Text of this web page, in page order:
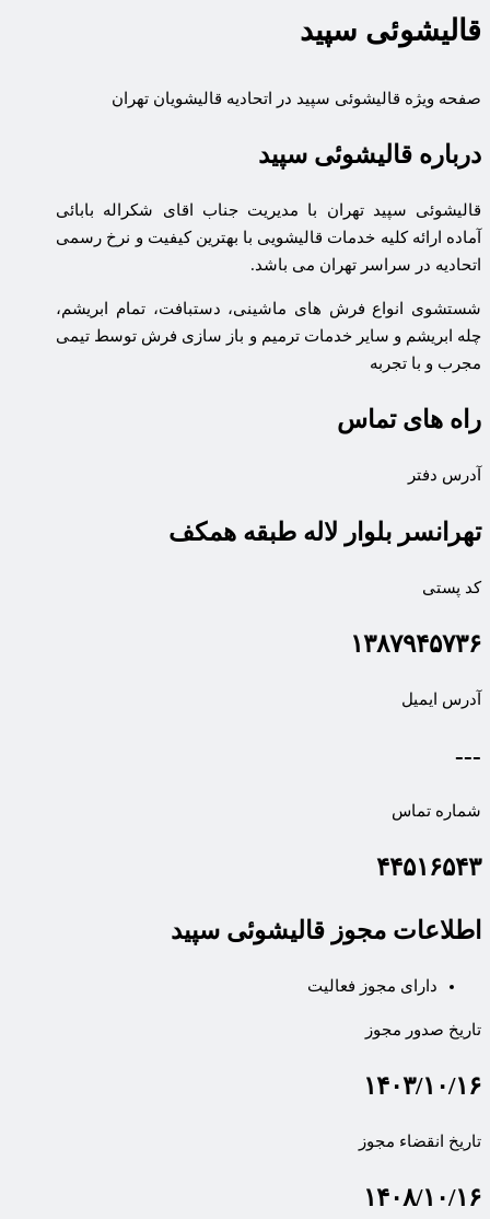
قالیشوئی سپید
صفحه ویژه قالیشوئی سپید در اتحادیه قالیشویان تهران
درباره قالیشوئی سپید
قالیشوئی سپید تهران با مدیریت جناب اقای شکراله بابائی
آماده ارائه کلیه خدمات قالیشویی با بهترین کیفیت و نرخ رسمی
اتحادیه در سراسر تهران می باشد.
شستشوی انواع فرش های ماشینی، دستبافت، تمام ابریشم،
چله ابریشم و سایر خدمات ترمیم و باز سازی فرش توسط تیمی
مجرب و با تجربه
راه های تماس
آدرس دفتر
تهرانسر بلوار لاله طبقه همکف
کد پستی
۱۳۸۷۹۴۵۷۳۶
آدرس ایمیل
---
شماره تماس
۴۴۵۱۶۵۴۳
اطلاعات مجوز قالیشوئی سپید
دارای مجوز فعالیت
تاریخ صدور مجوز
۱۴۰۳/۱۰/۱۶
تاریخ انقضاء مجوز
۱۴۰۸/۱۰/۱۶